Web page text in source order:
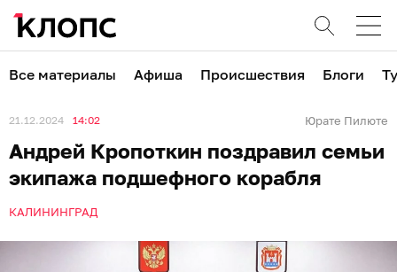
Все материалы Афиша Происшествия Блоги
21.12.2024 14:02 Юрате Пилюте
Андрей Кропоткин поздравил семьи
экипажа подшефного корабля
КАЛИНИНГРАД